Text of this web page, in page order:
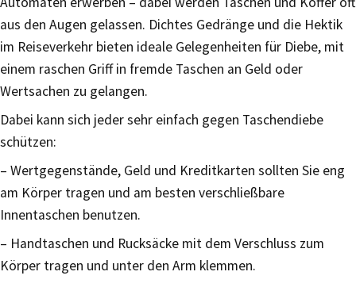
aus den Augen gelassen. Dichtes Gedränge und die Hektik
im Reiseverkehr bieten ideale Gelegenheiten für Diebe, mit
einem raschen Griff in fremde Taschen an Geld oder
Wertsachen zu gelangen.
Dabei kann sich jeder sehr einfach gegen Taschendiebe
schützen:
– Wertgegenstände, Geld und Kreditkarten sollten Sie eng
am Körper tragen und am besten verschließbare
Innentaschen benutzen.
– Handtaschen und Rucksäcke mit dem Verschluss zum
Körper tragen und unter den Arm klemmen.